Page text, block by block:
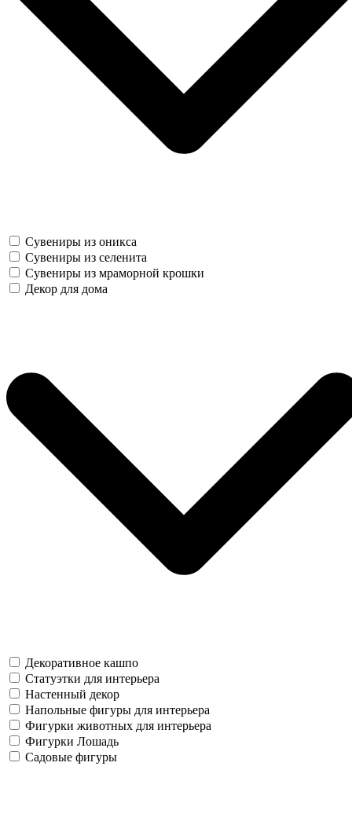
Сувениры из оникса
Сувениры из селенита
Сувениры из мраморной крошки
Декор для дома
Декоративное кашпо
Статуэтки для интерьера
Настенный декор
Напольные фигуры для интерьера
Фигурки животных для интерьера
Фигурки Лошадь
Садовые фигуры